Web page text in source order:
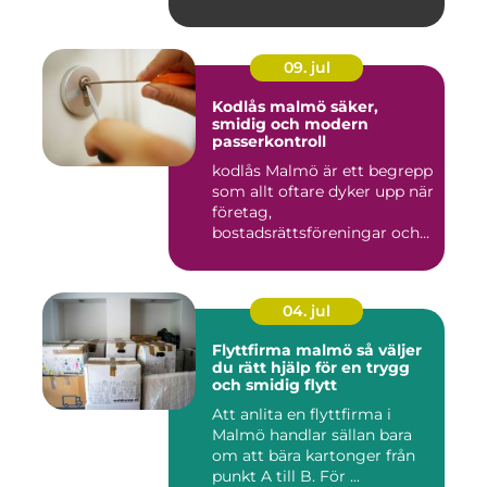
09. jul
Kodlås malmö säker,
smidig och modern
passerkontroll
kodlås Malmö är ett begrepp
som allt oftare dyker upp när
företag,
bostadsrättsföreningar och
04. jul
Flyttfirma malmö så väljer
du rätt hjälp för en trygg
och smidig flytt
Att anlita en flyttfirma i
Malmö handlar sällan bara
om att bära kartonger från
punkt A till B. För ...